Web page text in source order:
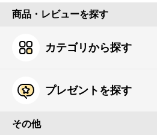
商品・レビューを探す
カテゴリから探す
プレゼントを探す
その他